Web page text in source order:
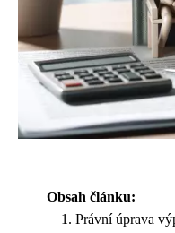
Obsah článku:
Právní úprava